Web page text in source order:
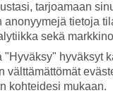
tarjoamaan
anonyymejä tietoja
sekä
"Hyväksy" hyväksyt
välttämättömät
kohteidesi mukaan.